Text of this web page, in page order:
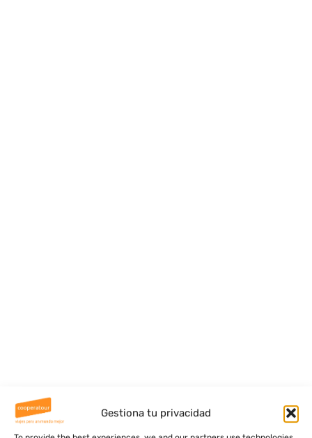
Gestiona tu privacidad